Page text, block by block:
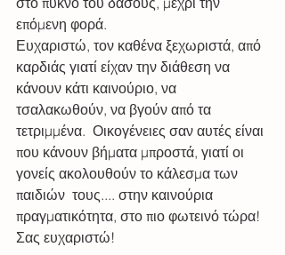
επόμενη φορά.
Ευχαριστώ, τον καθένα ξεχωριστά, από
καρδιάς γιατί είχαν την διάθεση να
κάνουν κάτι καινούριο, να
τσαλακωθούν, να βγούν από τα
τετριμμένα.  Οικογένειες σαν αυτές είναι
που κάνουν βήματα μπροστά, γιατί οι
γονείς ακολουθούν το κάλεσμα των
παιδιών  τους.... στην καινούρια
πραγματικότητα, στο πιο φωτεινό τώρα!
Σας ευχαριστώ!